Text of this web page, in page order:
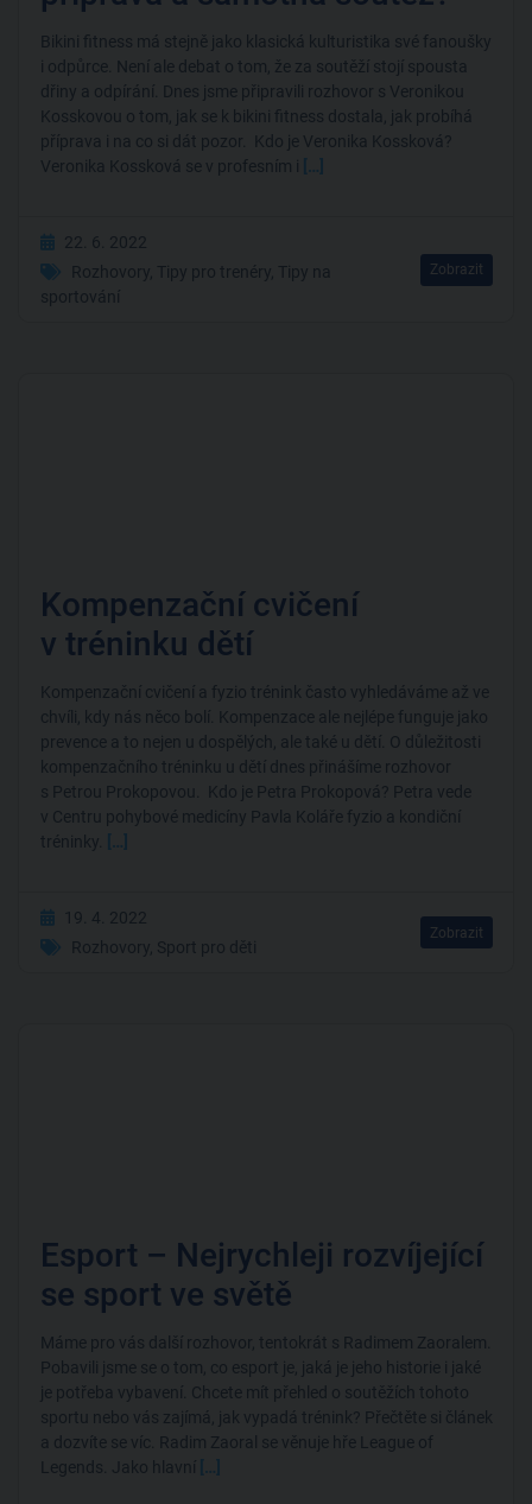
Bikini fitness má stejně jako klasická kulturistika své fanoušky
i odpůrce. Není ale debat o tom, že za soutěží stojí spousta
dřiny a odpírání. Dnes jsme připravili rozhovor s Veronikou
Kosskovou o tom, jak se k bikini fitness dostala, jak probíhá
příprava i na co si dát pozor. Kdo je Veronika Kossková?
Veronika Kossková se v profesním i […]
22. 6. 2022
Rozhovory, Tipy pro trenéry, Tipy na
sportování
Zobrazit
Kompenzační cvičení
v tréninku dětí
Kompenzační cvičení a fyzio trénink často vyhledáváme až ve
chvíli, kdy nás něco bolí. Kompenzace ale nejlépe funguje jako
prevence a to nejen u dospělých, ale také u dětí. O důležitosti
kompenzačního tréninku u dětí dnes přinášíme rozhovor
s Petrou Prokopovou. Kdo je Petra Prokopová? Petra vede
v Centru pohybové medicíny Pavla Koláře fyzio a kondiční
tréninky.
[…]
19. 4. 2022
Rozhovory, Sport pro děti
Zobrazit
Esport – Nejrychleji rozvíjející
se sport ve světě
Máme pro vás další rozhovor, tentokrát s Radimem Zaoralem.
Pobavili jsme se o tom, co esport je, jaká je jeho historie i jaké
je potřeba vybavení. Chcete mít přehled o soutěžích tohoto
sportu nebo vás zajímá, jak vypadá trénink? Přečtěte si článek
a dozvíte se víc. Radim Zaoral se věnuje hře League of
Legends. Jako hlavní […]